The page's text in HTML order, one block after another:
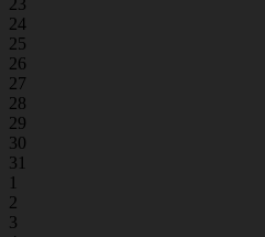
24
25
26
27
28
29
30
31
1
2
3